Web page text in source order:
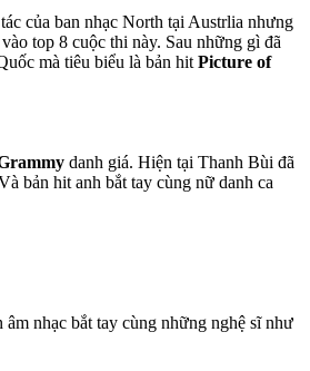
của ban nhạc North tại Austrlia nhưng
top 8 cuộc thi này. Sau những gì đã
mà tiêu biểu là bản hit Picture of
danh giá. Hiện tại Thanh Bùi đã
bản hit anh bắt tay cùng nữ danh ca
nhạc bắt tay cùng những nghệ sĩ như